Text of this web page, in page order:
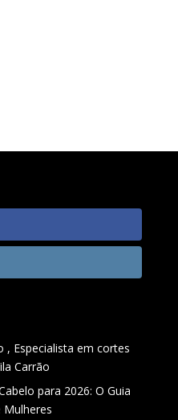
, Especialista em cortes
Carrão
para 2026: O Guia